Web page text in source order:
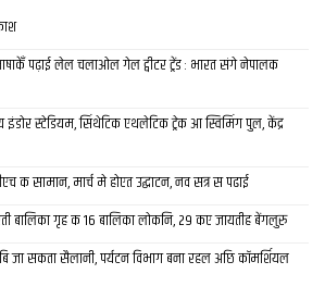
पढ़ाई लेल चलाओल गेल ट्वीटर ट्रेंड : भारत संगे नेपालक
इंडोर स्‍टेडि‍यम, सिंथेटिक एथलेटिक ट्रेक आ स्विमिंग पुल, केंद्र
क सामान, मार्च मे होएत उद्घाटन, नव सत्र स पढाई
बालिका गृह क 16 बालिका लोकनि, 29 कए जायतीह बेंगलुरु
जा सकता सैलानी, पर्यटन विभाग बना रहल अछि कॉमर्शियल